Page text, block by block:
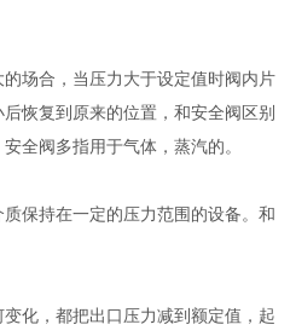
场合，当压力大于设定值时阀内片
恢复到原来的位置，和安全阀区别
全阀多指用于气体，蒸汽的。
持在一定的压力范围的设备。和
，都把出口压力减到额定值，起